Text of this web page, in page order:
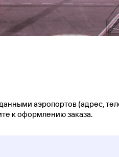
аэропортов (адрес,
к оформлению заказа.